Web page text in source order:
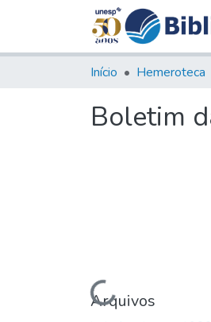
Início Hemeroteca
Boletim
Carregando...
Arquivos